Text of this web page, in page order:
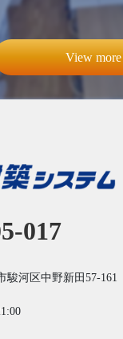
View more
017
駿河区中野新田57-161